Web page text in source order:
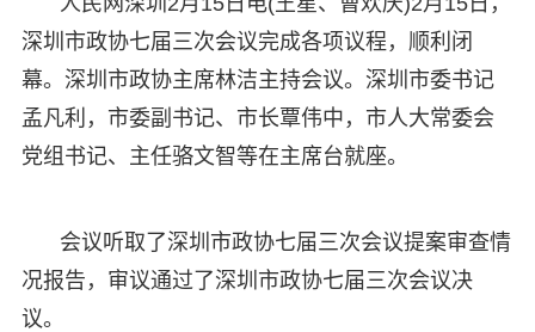
深圳市政协七届三次会议完成各项议程，顺利闭
幕。深圳市政协主席林洁主持会议。深圳市委书记
孟凡利，市委副书记、市长覃伟中，市人大常委会
党组书记、主任骆文智等在主席台就座。
会议听取了深圳市政协七届三次会议提案审查情
况报告，审议通过了深圳市政协七届三次会议决
议。